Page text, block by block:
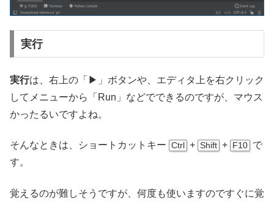
実行
実行は、右上の「▶」ボタンや、エディタ上を右クリック
してメニューから「Run」などでできるのですが、マウス
かったるいですよね。
そんなときは、ショートカットキー Ctrl + Shift + F10 で
す。
覚えるのが難しそうですが、何度も使いますのですぐに覚